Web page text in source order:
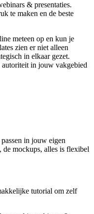
& presentaties.
te maken en de beste
meteen op en kun je
zien er niet alleen
in elkaar gezet.
autoriteit in jouw vakgebied
in jouw eigen
mockups, alles is flexibel
tutorial om zelf